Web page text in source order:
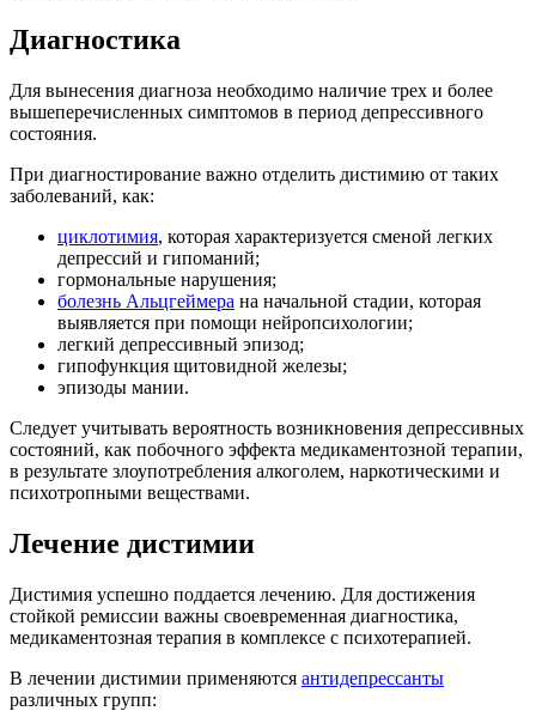
Диагностика
Для вынесения диагноза необходимо наличие трех и более
вышеперечисленных симптомов в период депрессивного
состояния.
При диагностирование важно отделить дистимию от таких
заболеваний, как:
циклотимия, которая характеризуется сменой легких
депрессий и гипоманий;
гормональные нарушения;
болезнь Альцгеймера на начальной стадии, которая
выявляется при помощи нейропсихологии;
легкий депрессивный эпизод;
гипофункция щитовидной железы;
эпизоды мании.
Следует учитывать вероятность возникновения депрессивных
состояний, как побочного эффекта медикаментозной терапии,
в результате злоупотребления алкоголем, наркотическими и
психотропными веществами.
Лечение дистимии
Дистимия успешно поддается лечению. Для достижения
стойкой ремиссии важны своевременная диагностика,
медикаментозная терапия в комплексе с психотерапией.
В лечении дистимии применяются антидепрессанты
различных групп: